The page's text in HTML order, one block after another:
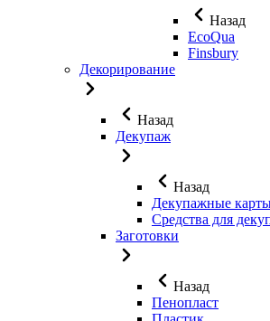
Назад
EcoQua
Finsbury
Декорирование
Назад
Декупаж
Назад
Декупажные
Средства для
Заготовки
Назад
Пенопласт